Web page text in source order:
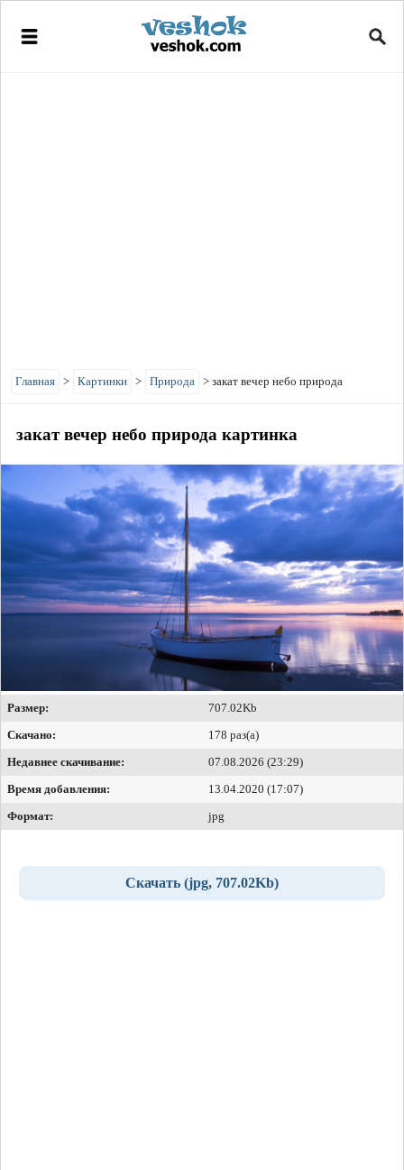
Главная > Картинки > Природа > закат вечер небо природа
закат вечер небо природа картинка
Размер:
707.02Kb
Скачано:
178 раз(а)
Недавнее скачивание:
07.08.2026 (23:29)
Время добавления:
13.04.2020 (17:07)
Формат:
jpg
Скачать (jpg, 707.02Kb)